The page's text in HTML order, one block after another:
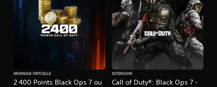
2 400 Points Black Ops 7 ou
MONNAIE VIRTUELLE
Call of Duty®: Black Ops 7 -
EXTENSION